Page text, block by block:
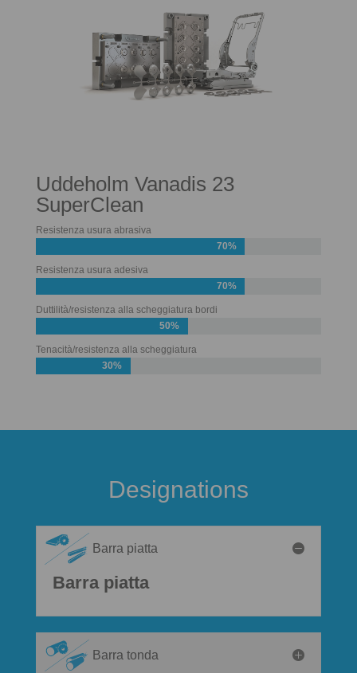
Uddeholm Vanadis 23
SuperClean
Resistenza usura abrasiva
70%
Resistenza usura adesiva
70%
Duttilità/resistenza alla scheggiatura bordi
50%
Tenacità/resistenza alla scheggiatura
30%
Designations
Barra piatta
Barra piatta
Barra tonda